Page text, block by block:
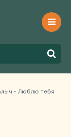
- Люблю тебя